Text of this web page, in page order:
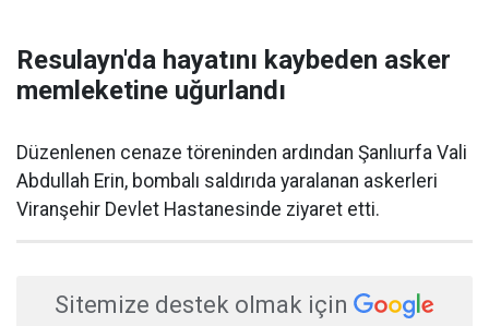
Resulayn'da hayatını kaybeden asker
memleketine uğurlandı
​Düzenlenen cenaze töreninden ardından Şanlıurfa Vali
Abdullah Erin, bombalı saldırıda yaralanan askerleri
Viranşehir Devlet Hastanesinde ziyaret etti.
Sitemize destek olmak için